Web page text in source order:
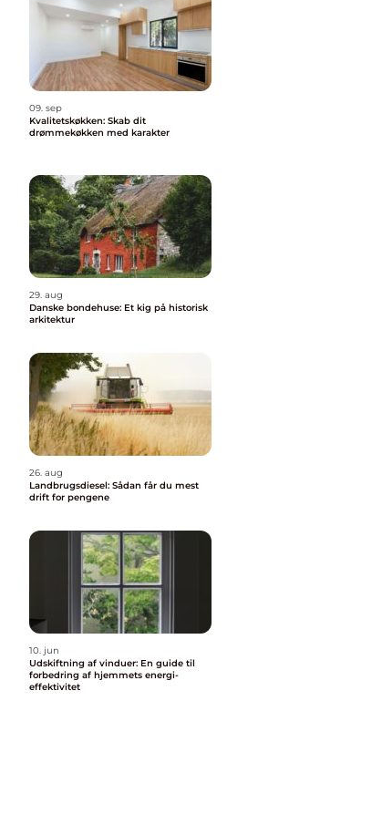
09. sep
Kvalitetskøkken: Skab dit
drømmekøkken med karakter
29. aug
Danske bondehuse: Et kig på historisk
arkitektur
26. aug
Landbrugsdiesel: Sådan får du mest
drift for pengene
10. jun
Udskiftning af vinduer: En guide til
forbedring af hjemmets energi-
effektivitet